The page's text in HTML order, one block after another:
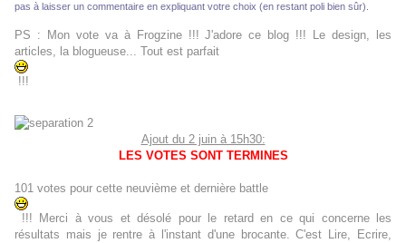
pas à laisser un commentaire en expliquant votre choix (en restant poli bien sûr).
PS : Mon vote va à Frogzine !!! J'adore ce blog !!! Le design, les
articles, la blogueuse... Tout est parfait
!!!
Ajout du 2 juin à 15h30:
LES VOTES SONT TERMINES
101 votes pour cette neuvième et dernière battle
!!! Merci à vous et désolé pour le retard en ce qui concerne les
résultats mais je rentre à l'instant d'une brocante. C'est Lire, Ecrire,